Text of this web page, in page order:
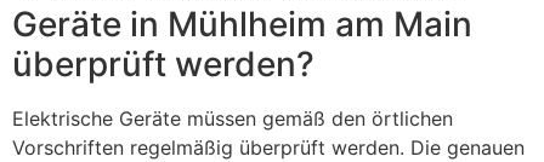
Geräte in Mühlheim am Main
überprüft werden?
Elektrische Geräte müssen gemäß den örtlichen
Vorschriften regelmäßig überprüft werden. Die genauen